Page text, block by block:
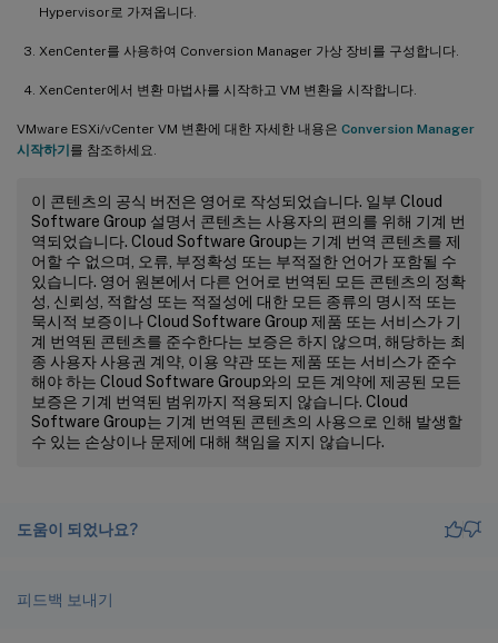
Hypervisor로 가져옵니다.
XenCenter를 사용하여 Conversion Manager 가상 장비를 구성합니다.
XenCenter에서 변환 마법사를 시작하고 VM 변환을 시작합니다.
VMware ESXi/vCenter VM 변환에 대한 자세한 내용은 Conversion Manager
시작하기를 참조하세요.
이 콘텐츠의 공식 버전은 영어로 작성되었습니다. 일부 Cloud
Software Group 설명서 콘텐츠는 사용자의 편의를 위해 기계 번
역되었습니다. Cloud Software Group는 기계 번역 콘텐츠를 제
어할 수 없으며, 오류, 부정확성 또는 부적절한 언어가 포함될 수
있습니다. 영어 원본에서 다른 언어로 번역된 모든 콘텐츠의 정확
성, 신뢰성, 적합성 또는 적절성에 대한 모든 종류의 명시적 또는
묵시적 보증이나 Cloud Software Group 제품 또는 서비스가 기
계 번역된 콘텐츠를 준수한다는 보증은 하지 않으며, 해당하는 최
종 사용자 사용권 계약, 이용 약관 또는 제품 또는 서비스가 준수
해야 하는 Cloud Software Group와의 모든 계약에 제공된 모든
보증은 기계 번역된 범위까지 적용되지 않습니다. Cloud
Software Group는 기계 번역된 콘텐츠의 사용으로 인해 발생할
수 있는 손상이나 문제에 대해 책임을 지지 않습니다.
도움이 되었나요?
피드백 보내기